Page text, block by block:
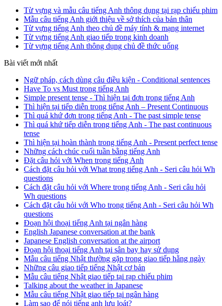
Từ vựng và mẫu câu tiếng Anh thông dụng tại rạp chiếu phim
Mẫu câu tiếng Anh giới thiệu về sở thích của bản thân
Từ vựng tiếng Anh theo chủ đề máy tính & mạng internet
Từ vựng tiếng Anh giao tiếp trong kinh doanh
Từ vựng tiếng Anh thông dụng chủ đề thức uống
Bài viết mới nhất
Ngữ pháp, cách dùng câu điều kiện - Conditional sentences
Have To vs Must trong tiếng Anh
Simple present tense - Thì hiện tại đơn trong tiếng Anh
Thì hiện tại tiếp diễn trong tiếng Anh – Present Continuous
Thì quá khứ đơn trong tiếng Anh - The past simple tense
Thì quá khứ tiếp diễn trong tiếng Anh - The past continuous
tense
Thì hiện tại hoàn thành trong tiếng Anh - Present perfect tense
Những cách chúc cuối tuần bằng tiếng Anh
Đặt câu hỏi với When trong tiếng Anh
Cách đặt câu hỏi với What trong tiếng Anh - Seri câu hỏi Wh
questions
Cách đặt câu hỏi với Where trong tiếng Anh - Seri câu hỏi
Wh questions
Cách đặt câu hỏi với Who trong tiếng Anh - Seri câu hỏi Wh
questions
Đoạn hội thoại tiếng Anh tại ngân hàng
English Japanese conversation at the bank
Japanese English conversation at the airport
Đoạn hội thoại tiếng Anh tại sân bay hay sử dụng
Mẫu câu tiếng Nhật thường gặp trong giao tiếp hằng ngày
Những câu giao tiếp tiếng Nhật cơ bản
Mẫu câu tiếng Nhật giao tiếp tại rạp chiếu phim
Talking about the weather in Japanese
Mẫu câu tiếng Nhật giao tiếp tại ngân hàng
Làm sao để nói tiếng anh lưu loát?